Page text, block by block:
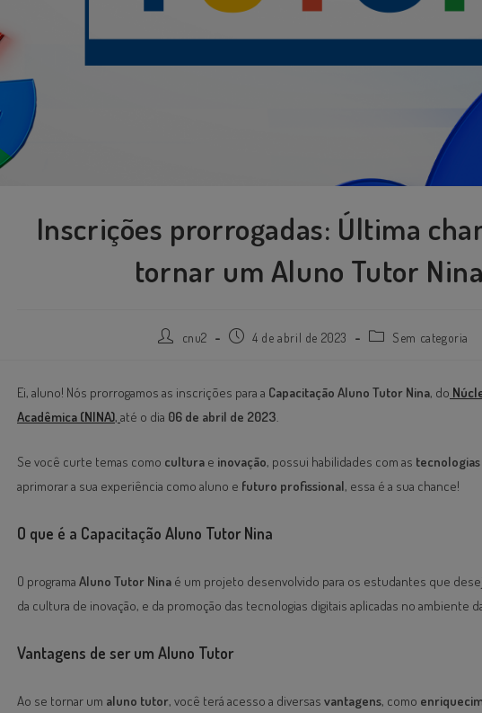
Inscrições prorrogadas: Última
tornar um Aluno Tutor
cnu2 4 de abril de 2023 Sem categoria
Ei, aluno! Nós prorrogamos as inscrições para a Capacitação Aluno Tutor Nina, do
Acadêmica (NINA), até o dia 06 de abril de 2023.
Se você curte temas como cultura e inovação, possui habilidades com as tecnologias
aprimorar a sua experiência como aluno e futuro profissional, essa é a sua chance!
O que é a Capacitação Aluno Tutor Nina
O programa Aluno Tutor Nina é um projeto desenvolvido para os estudantes que
da cultura de inovação, e da promoção das tecnologias digitais aplicadas no ambiente da
Vantagens de ser um Aluno Tutor
Ao se tornar um aluno tutor, você terá acesso a diversas vantagens, como